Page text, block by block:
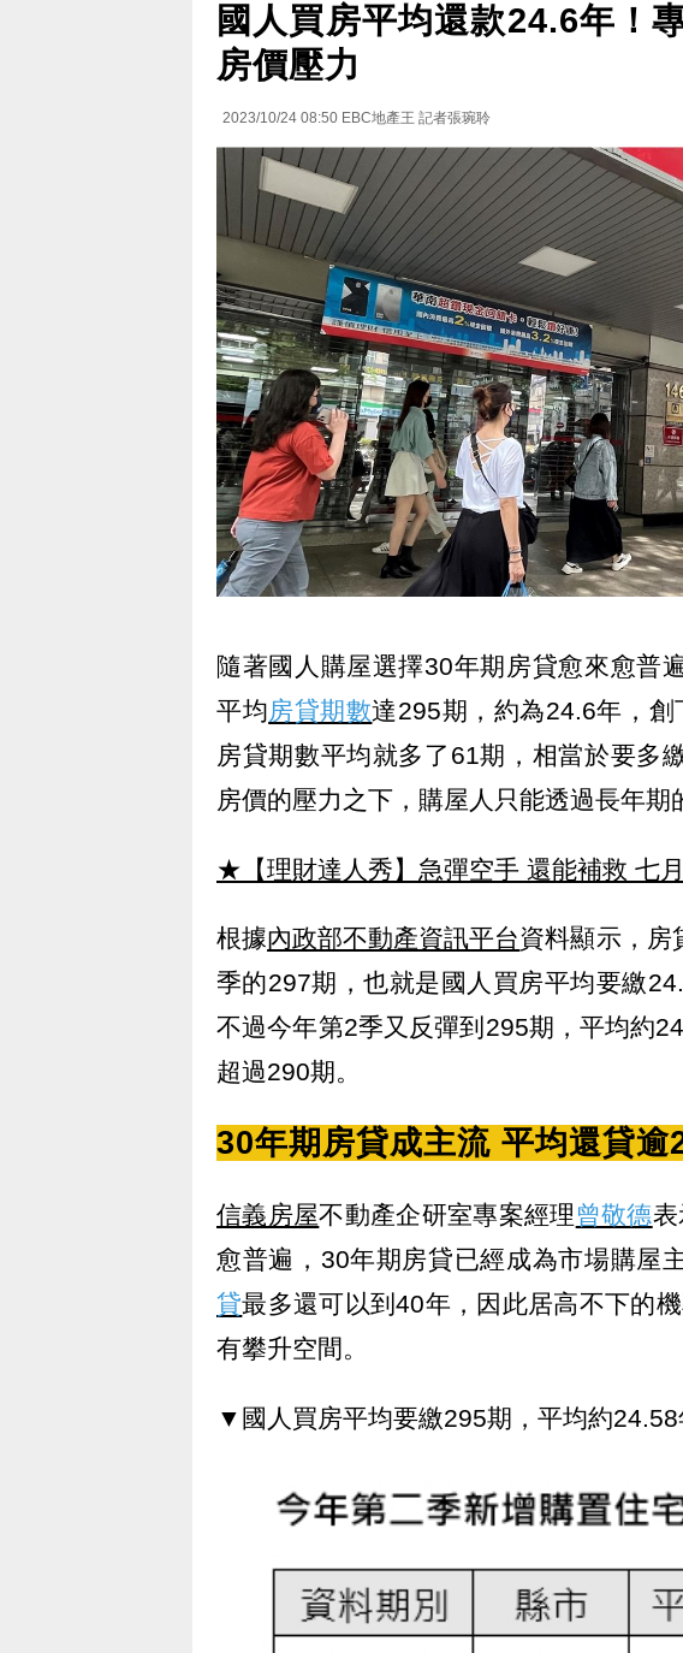
國人買房平均還款24.6年！
房價壓力
2023/10/24 08:50 EBC地產王 記者張琬聆
隨著國人購屋選擇30年期房貸愈來愈普
平均房貸期數達295期，約為24.6年，創
房貸期數平均就多了61期，相當於要多
房價的壓力之下，購屋人只能透過長年期
★【理財達人秀】急彈空手 還能補救 七
根據內政部不動產資訊平台資料顯示，房
季的297期，也就是國人買房平均要繳
不過今年第2季又反彈到295期，平均約
超過290期。
30年期房貸成主流 平均還貸逾
信義房屋不動產企研室專案經理 曾敬德
愈普遍，30年期房貸已經成為市場購屋
貸最多還可以到40年，因此居高不下的
有攀升空間。
▼國人買房平均要繳295期，平均約24.58